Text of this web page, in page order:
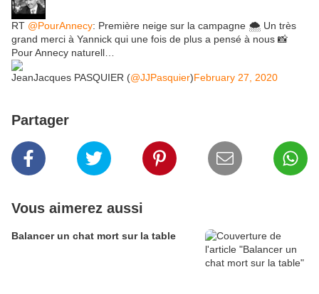
RT @PourAnnecy: Première neige sur la campagne 🌨 Un très
grand merci à Yannick qui une fois de plus a pensé à nous 📸
Pour Annecy naturell…
JeanJacques PASQUIER (@JJPasquier)February 27, 2020
Partager
Vous aimerez aussi
Balancer un chat mort sur la table